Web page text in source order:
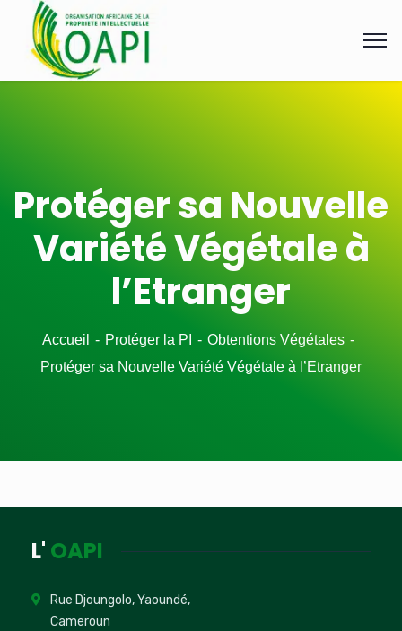
Protéger sa Nouvelle
Variété Végétale à
l’Etranger
Accueil Protéger la PI
Obtentions Végétales
Protéger sa Nouvelle Variété Végétale à l’Etranger
L' OAPI
Rue Djoungolo, Yaoundé,
Cameroun